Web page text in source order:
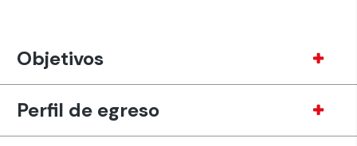
Objetivos
Perfil de egreso